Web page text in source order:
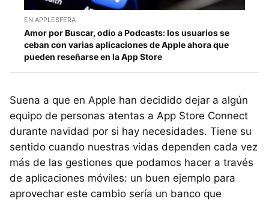
EN APPLESFERA
Amor por Buscar, odio a Podcasts: los usuarios se
ceban con varias aplicaciones de Apple ahora que
pueden reseñarse en la App Store
Suena a que en Apple han decidido dejar a algún
equipo de personas atentas a App Store Connect
durante navidad por si hay necesidades. Tiene su
sentido cuando nuestras vidas dependen cada vez
más de las gestiones que podamos hacer a través
de aplicaciones móviles: un buen ejemplo para
aprovechar este cambio sería un banco que